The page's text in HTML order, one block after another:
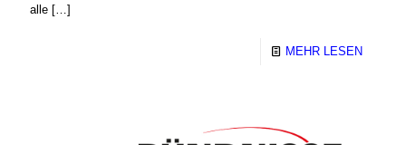
alle […]
MEHR LESEN